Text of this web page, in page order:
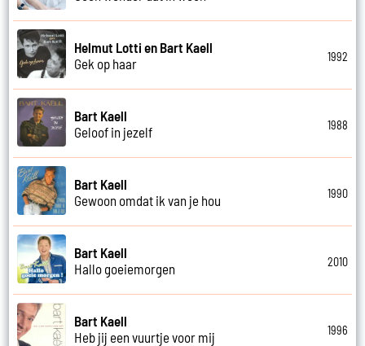
Helmut Lotti en Bart Kaell
Gek op haar
1992
Bart Kaell
Geloof in jezelf
1988
Bart Kaell
Gewoon omdat ik van je hou
1990
Bart Kaell
Hallo goeiemorgen
2010
Bart Kaell
Heb jij een vuurtje voor mij
1996